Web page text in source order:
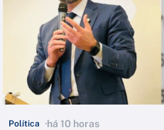
Política há 10 horas